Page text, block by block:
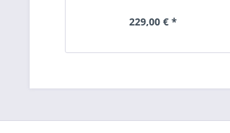
229,00 € *